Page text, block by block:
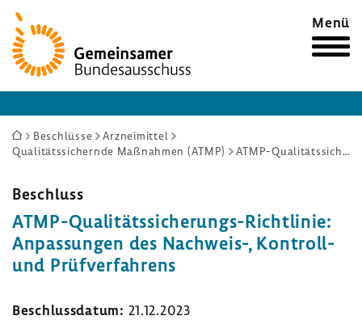
Zur
Startseite
Menü
Sie
sind
Beschlüsse
Arzneimittel
Qualitätssichernde Maßnahmen (ATMP)
ATMP-Qualitätssicherungs-Richtlinie: Anpassungen des Nachweis-, Kontroll- und Prüfverfahrens
Beschluss
ATMP-​Qualitätssicherungs-Richtlinie:
Anpas­sungen des Nachweis-​, Kontroll-​
und Prüf­ver­fah­rens
Beschluss­datum: 21.12.2023